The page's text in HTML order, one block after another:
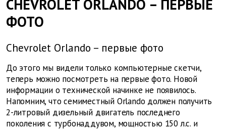
CHEVROLET ORLANDO – ПЕРВЫЕ
ФОТО
Chevrolet Orlando – первые фото
До этого мы видели только компьютерные скетчи,
теперь можно посмотреть на первые фото. Новой
информации о технической начинке не появилось.
Напомним, что семиместный Orlando должен получить
2-литровый дизельный двигатель последнего
поколения с турбонаддувом, мощностью 150 л.с. и